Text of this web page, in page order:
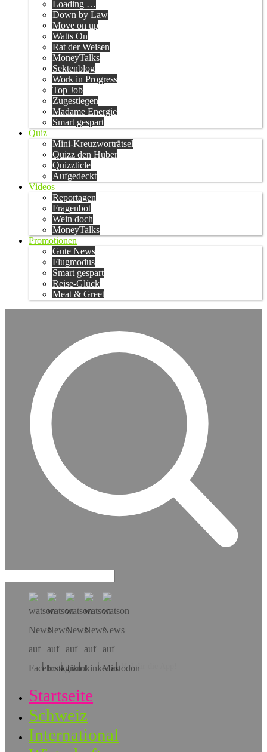
Loading …
Down by Law
Move on up
Watts On
Rat der Weisen
MoneyTalks
Sektenblog
Work in Progress
Top Job
Zugestiegen
Madame Energie
Smart gespart
Quiz
Mini-Kreuzworträtsel
Quizz den Huber
Quizzticle
Aufgedeckt
Videos
Reportagen
Fragenbot
Wein doch
MoneyTalks
Promotionen
Gute News
Flugmodus
Smart gespart
Reise-Glück
Meat & Greet
Hol dir die App!
Startseite
Schweiz
International